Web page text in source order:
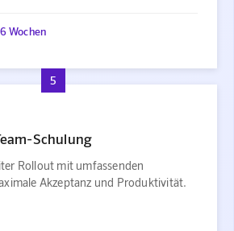
Wochen
5
Schulung
Rollout mit umfassenden
Akzeptanz und Produktivität.